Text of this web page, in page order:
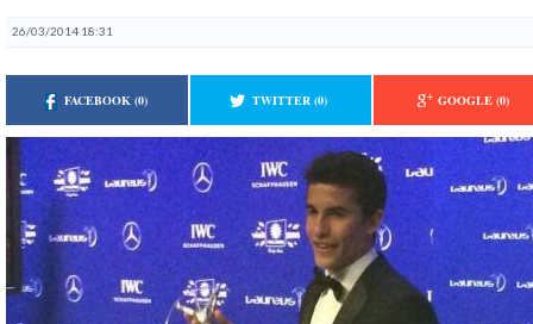
26/03/2014 18:31
FACEBOOK(0) TWITTER(0) GOOGLE(0)